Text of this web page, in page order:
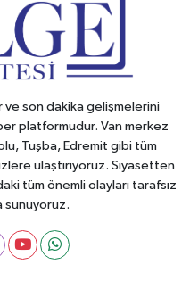
son dakika gelişmelerini
platformudur. Van merkez
Tuşba, Edremit gibi tüm
ulaştırıyoruz. Siyasetten
tüm önemli olayları tarafsız
sunuyoruz.